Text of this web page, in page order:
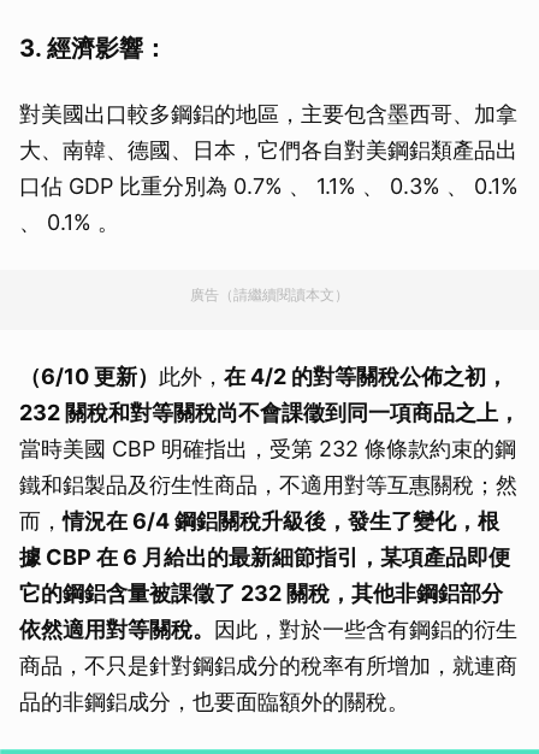
3. 經濟影響：
對美國出口較多鋼鋁的地區，主要包含墨西哥、加拿
大、南韓、德國、日本，它們各自對美鋼鋁類產品出
口佔 GDP 比重分別為 0.7% 、 1.1% 、 0.3% 、 0.1%
、 0.1% 。
廣告（請繼續閱讀本文）
（6/10 更新） 此外， 在 4/2 的對等關稅公佈之初，
232 關稅和對等關稅尚不會課徵到同一項商品之上，
當時美國 CBP 明確指出，受第 232 條條款約束的鋼
鐵和鋁製品及衍生性商品，不適用對等互惠關稅；然
而，情況在 6/4 鋼鋁關稅升級後，發生了變化，根
據 CBP 在 6 月給出的最新細節指引，某項產品即便
它的鋼鋁含量被課徵了 232 關稅，其他非鋼鋁部分
依然適用對等關稅。 因此，對於一些含有鋼鋁的衍生
商品，不只是針對鋼鋁成分的稅率有所增加，就連商
品的非鋼鋁成分，也要面臨額外的關稅。